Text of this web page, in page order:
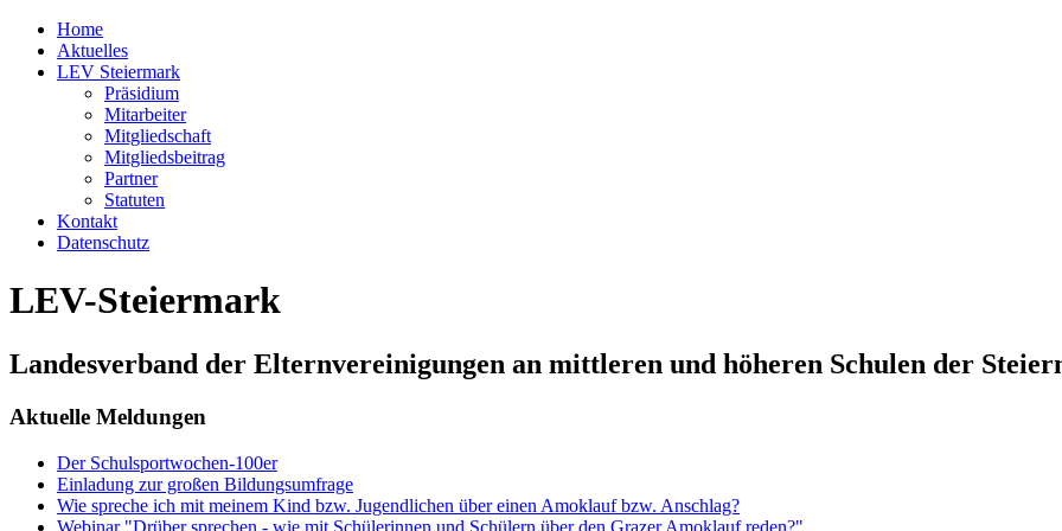
Home
Aktuelles
LEV Steiermark
Präsidium
Mitarbeiter
Mitgliedschaft
Mitgliedsbeitrag
Partner
Statuten
Kontakt
Datenschutz
LEV-Steiermark
Landesverband der Elternvereinigungen an mittleren und höheren Schulen der
Aktuelle Meldungen
Der Schulsportwochen-100er
Einladung zur großen Bildungsumfrage
Wie spreche ich mit meinem Kind bzw. Jugendlichen über einen Amoklauf bzw. Anschlag?
Webinar "Drüber sprechen - wie mit Schülerinnen und Schülern über den Grazer Amoklauf reden?"